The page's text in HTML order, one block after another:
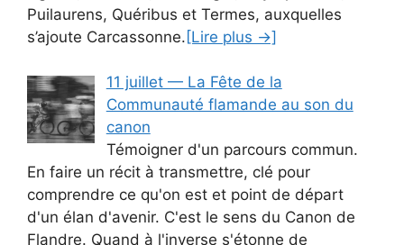
Puilaurens, Quéribus et Termes, auxquelles
s’ajoute Carcassonne. [Lire plus →]
11 juillet — La Fête de la
Communauté flamande au son du
canon
Témoigner d'un parcours commun.
En faire un récit à transmettre, clé pour
comprendre ce qu'on est et point de départ
d'un élan d'avenir. C'est le sens du Canon de
Flandre. Quand à l'inverse s'étonne de